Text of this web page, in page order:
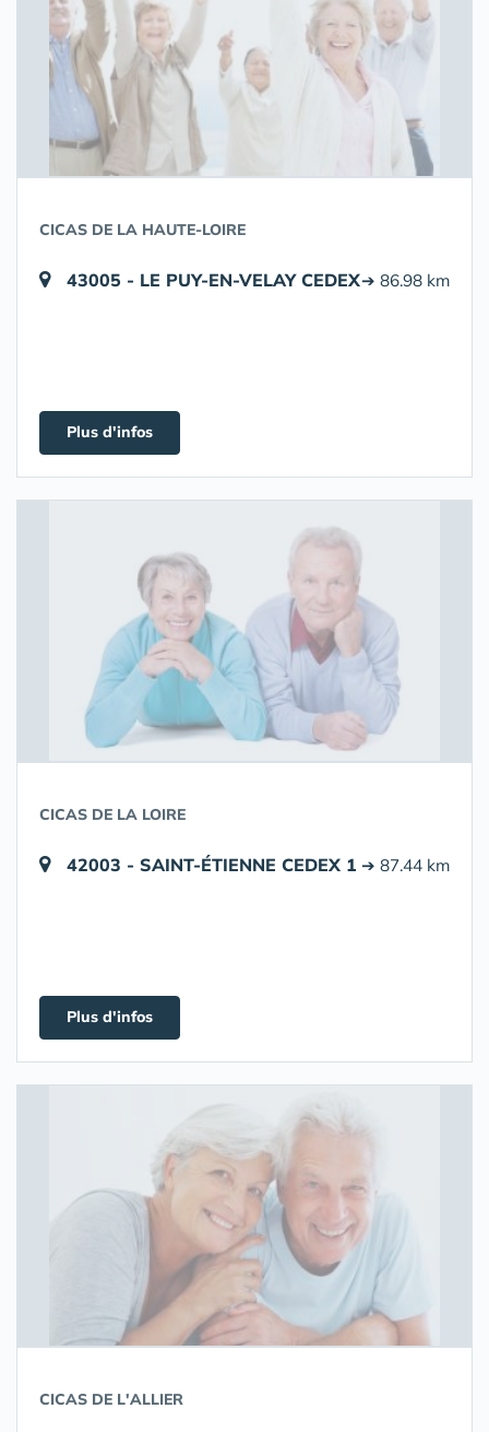
CICAS DE LA HAUTE-LOIRE
43005 - LE PUY-EN-VELAY CEDEX➔ 86.98 km
Plus d'infos
CICAS DE LA LOIRE
42003 - SAINT-ÉTIENNE CEDEX 1 ➔ 87.44 km
Plus d'infos
CICAS DE L'ALLIER